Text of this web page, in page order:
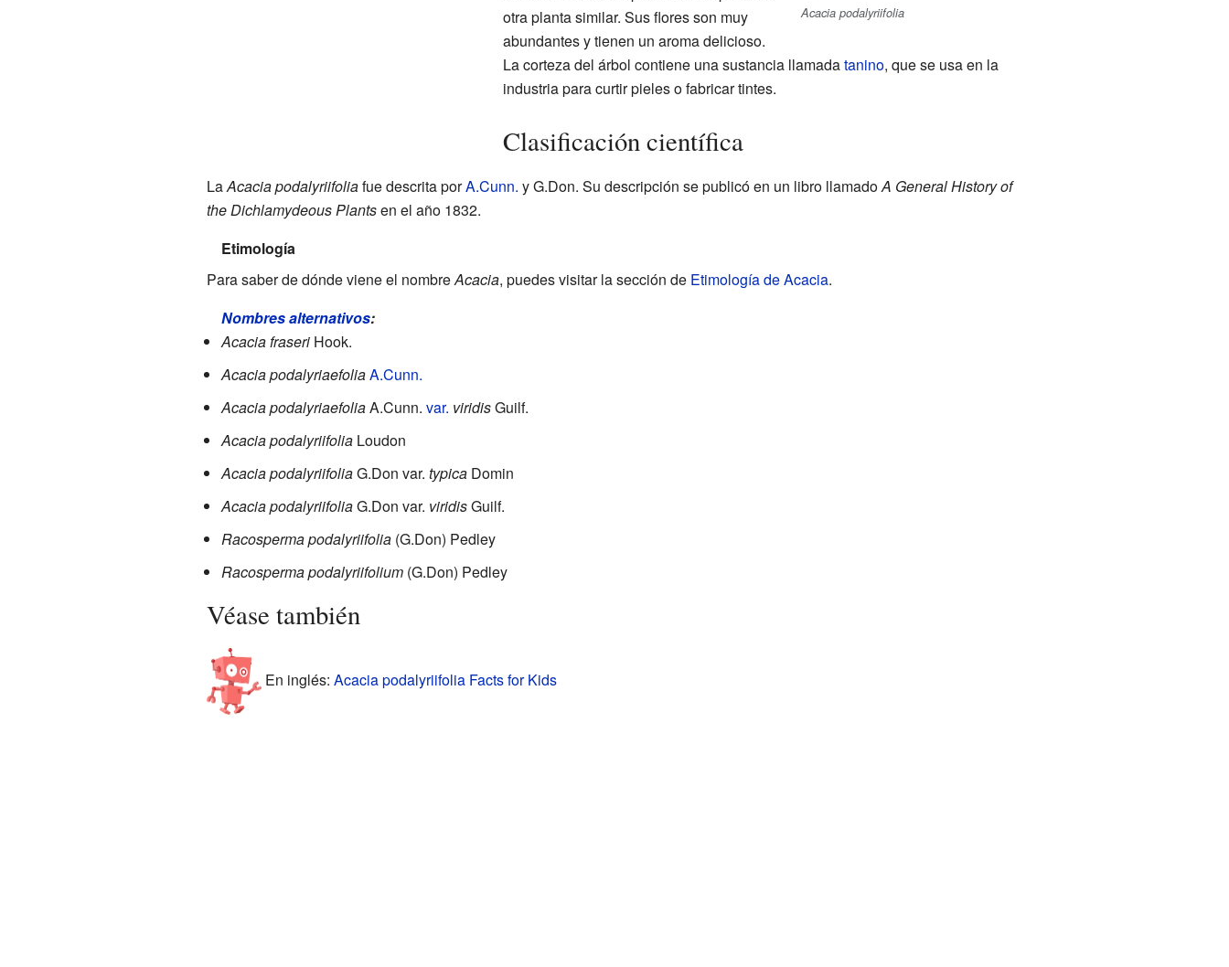
Acacia podalyriifolia
otra planta similar. Sus flores son muy
abundantes y tienen un aroma delicioso.
La corteza del árbol contiene una sustancia llamadatanino, que se usa en la
industria para curtir pieles o fabricar tintes.
Clasificación científica
LaAcacia podalyriifoliafue descrita porA.Cunn. y G.Don. Su descripción se publicó en un libro llamadoA General History of
the Dichlamydeous Plantsen el año 1832.
Etimología
Para saber de dónde viene el nombreAcacia, puedes visitar la sección de Etimología de Acacia.
Nombres alternativos:
Acacia fraseriHook.
Acacia podalyriaefoliaA.Cunn.
Acacia podalyriaefoliaA.Cunn. var. viridisGuilf.
Acacia podalyriifoliaLoudon
Acacia podalyriifoliaG.Don var. typicaDomin
Acacia podalyriifoliaG.Don var. viridisGuilf.
Racosperma podalyriifolia(G.Don) Pedley
Racosperma podalyriifolium(G.Don) Pedley
Véase también
En inglés: Acacia podalyriifolia Facts for Kids